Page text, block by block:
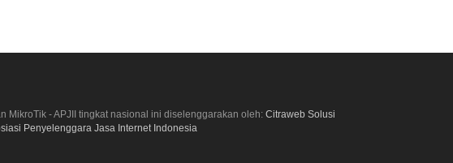
MikroTik - APJII tingkat nasional ini diselenggarakan oleh: Citraweb Solusi
Penyelenggara Jasa Internet Indonesia